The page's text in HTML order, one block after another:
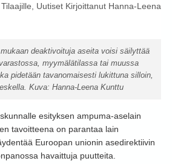
Tilaajille UutisetKirjoittanut Hanna-Leena
deaktivoituja aseita voisi säilyttää
myymälätilassa tai muussa
pidetään tavanomaisesti lukittuna silloin,
Kuva: Hanna-Leena Kunttu
esityksen ampuma-aselain
tavoitteena on parantaa lain
Euroopan unionin asedirektiivin
havaittuja puutteita.